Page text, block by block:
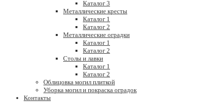
Каталог 3
Металлические кресты
Каталог 1
Каталог 2
Металлические оградки
Каталог 1
Каталог 2
Столы и лавки
Каталог 1
Каталог 2
Облицовка могил плиткой
Уборка могил и покраска оградок
Контакты